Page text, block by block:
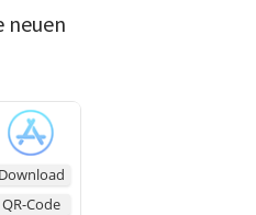
neuen
Download
QR-Code